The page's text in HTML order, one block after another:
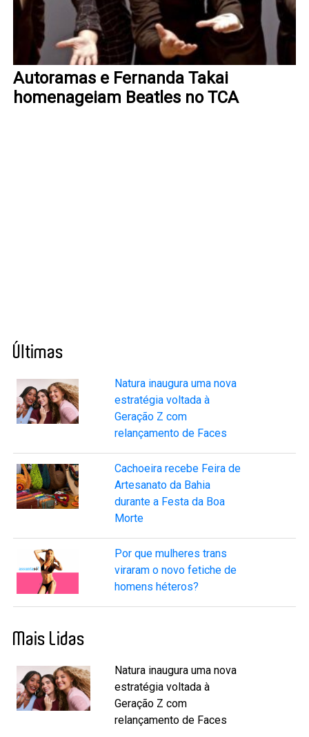
Autoramas e Fernanda Takai
homenageiam Beatles no TCA
Últimas
Natura inaugura uma nova
estratégia voltada à
Geração Z com
relançamento de Faces
Cachoeira recebe Feira de
Artesanato da Bahia
durante a Festa da Boa
Morte
Por que mulheres trans
viraram o novo fetiche de
homens héteros?
Mais Lidas
Natura inaugura uma nova
estratégia voltada à
Geração Z com
relançamento de Faces